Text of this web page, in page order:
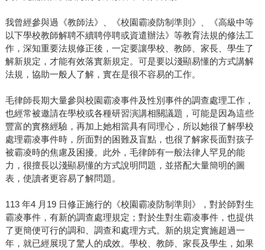
我曾經參與過《教師法》、《校園霸凌防制準則》、《高級中等
以下學校教師解聘不續聘停聘或資遣辦法》等教育法規的修法工
作，深知重要法規修正後，一定要讓學校、教師、家長、學生了
解新規定，才能有效落實新規定。可是要以淺顯易懂的方式講解
法規，協助一般人了解，實在是很不容易的工作。
毛律師長期大量參與校園霸凌事件及性別事件的調查處理工作，
也經常被邀請在學校或各種研習演講相關議題，可能是因為這些
豐富的實務經驗，再加上她相當具有同理心，所以她很了解學校
處理霸凌事件時，所面對的困難及盲點，也很了解家長面對孩子
被霸凌時的焦慮及困擾。此外，毛律師有一般法律人罕見的能
力，很擅長以淺顯易懂的方式說明問題，並搭配大量簡明的圖
表，使讀者更容易了解問題。
113 年4 月19 日修正施行的《校園霸凌防制準則》，對於師對生
霸凌事件，有新的調查處理規定；對於生對生霸凌事件，也提供
了更簡便可行的調和、調查和處理方式。新的規定實施超過一
年，就已經展現了驚人的成效。學校、教師、家長及學生，如果